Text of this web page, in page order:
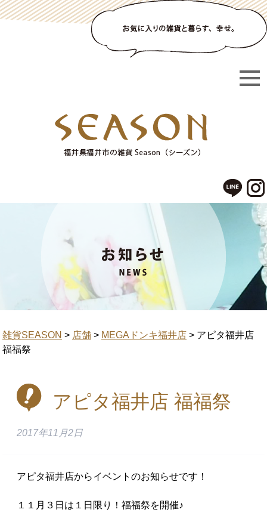
雑貨SEASON > 店舗 > MEGAドンキ福井店 > アピタ福井店
福福祭
アピタ福井店 福福祭
2017年11月2日
アピタ福井店からイベントのお知らせです！
１１月３日は１日限り！福福祭を開催♪